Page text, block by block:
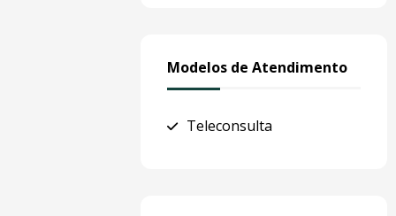
Modelos de Atendimento
Teleconsulta